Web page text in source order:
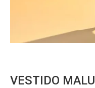
VESTIDO MALU